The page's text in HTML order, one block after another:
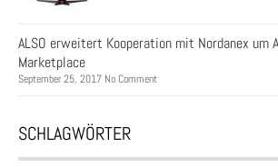
ALSO erweitert Kooperation mit Nordanex um
Marketplace
September 25, 2017 No Comment
SCHLAGWÖRTER